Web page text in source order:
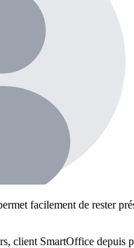
facilement de rester
client SmartOffice depuis